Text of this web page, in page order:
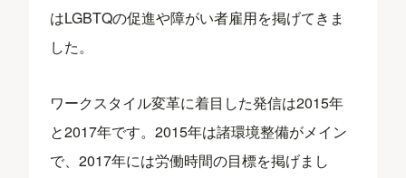
はLGBTQの促進や障がい者雇用を掲げてきま
した。
ワークスタイル変革に着目した発信は2015年
と2017年です。2015年は諸環境整備がメイン
で、2017年には労働時間の目標を掲げまし